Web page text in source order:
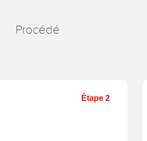
Procédé
Étape 2